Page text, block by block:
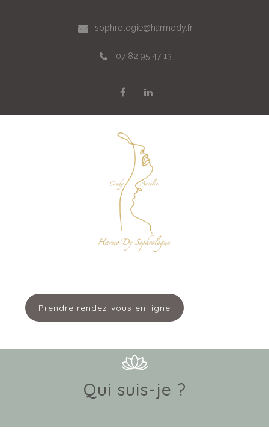
sophrologie@harmody.fr
07 82 95 47 13
Prendre rendez-vous en ligne
Qui suis-je ?